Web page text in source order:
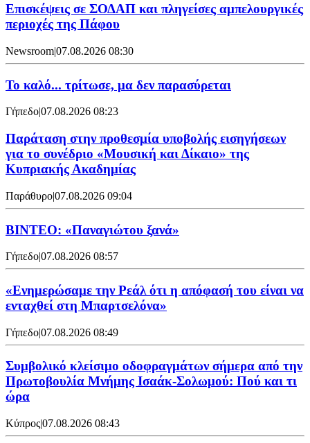
Επισκέψεις σε ΣΟΔΑΠ και πληγείσες αμπελουργικές
περιοχές της Πάφου
Newsroom|07.08.2026 08:30
Το καλό... τρίτωσε, μα δεν παρασύρεται
Γήπεδο|07.08.2026 08:23
Παράταση στην προθεσμία υποβολής εισηγήσεων
για το συνέδριο «Μουσική και Δίκαιο» της
Κυπριακής Ακαδημίας
Παράθυρο|07.08.2026 09:04
ΒΙΝΤΕΟ: «Παναγιώτου ξανά»
Γήπεδο|07.08.2026 08:57
«Ενημερώσαμε την Ρεάλ ότι η απόφασή του είναι να
ενταχθεί στη Μπαρτσελόνα»
Γήπεδο|07.08.2026 08:49
Συμβολικό κλείσιμο οδοφραγμάτων σήμερα από την
Πρωτοβουλία Μνήμης Ισαάκ-Σολωμού: Πού και τι
ώρα
Κύπρος|07.08.2026 08:43